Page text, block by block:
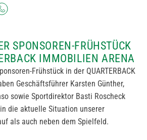
SPONSOREN-FRÜHSTÜCK
IMMOBILIEN ARENA
Frühstück in der QUARTERBACK
Geschäftsführer Karsten Günther,
sowie Sportdirektor Basti Roscheck
die aktuelle Situation unserer
als auch neben dem Spielfeld.